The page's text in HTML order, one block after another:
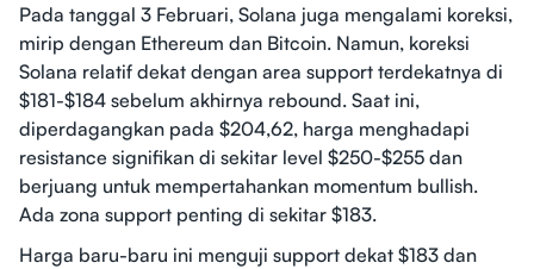
Pada tanggal 3 Februari, Solana juga mengalami koreksi,
mirip dengan Ethereum dan Bitcoin. Namun, koreksi
Solana relatif dekat dengan area support terdekatnya di
$181-$184 sebelum akhirnya rebound. Saat ini,
diperdagangkan pada $204,62, harga menghadapi
resistance signifikan di sekitar level $250-$255 dan
berjuang untuk mempertahankan momentum bullish.
Ada zona support penting di sekitar $183.
Harga baru-baru ini menguji support dekat $183 dan